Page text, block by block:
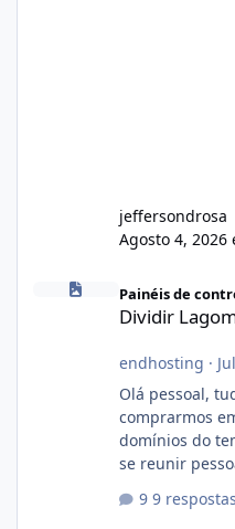
jeffersondrosa
Agosto 4, 2026
Dividir Lagom para 5 Dominios
Painéis de
Dividir
endhosting ·
Olá pessoal,
comprarmos
domínios do
se reunir
9 respostas